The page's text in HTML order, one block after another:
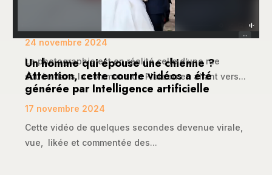
FAUX, cette image ne montre pas le Bénin
24 novembre 2024
La photographie est en réalité celle d’une rue
située dans la commune du Plateau en allant vers...
Un homme qui épouse une chienne ?
Attention, cette courte vidéos a été
générée par Intelligence artificielle
17 novembre 2024
Cette vidéo de quelques secondes devenue virale,
vue, likée et commentée des...